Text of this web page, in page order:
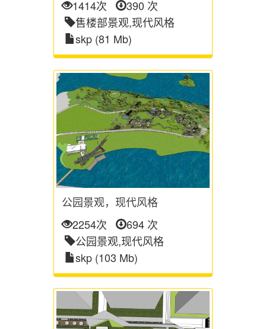
1414次
390 次
售楼部景观,现代风格
skp (81 Mb)
公园景观，现代风格
2254次
694 次
公园景观,现代风格
skp (103 Mb)